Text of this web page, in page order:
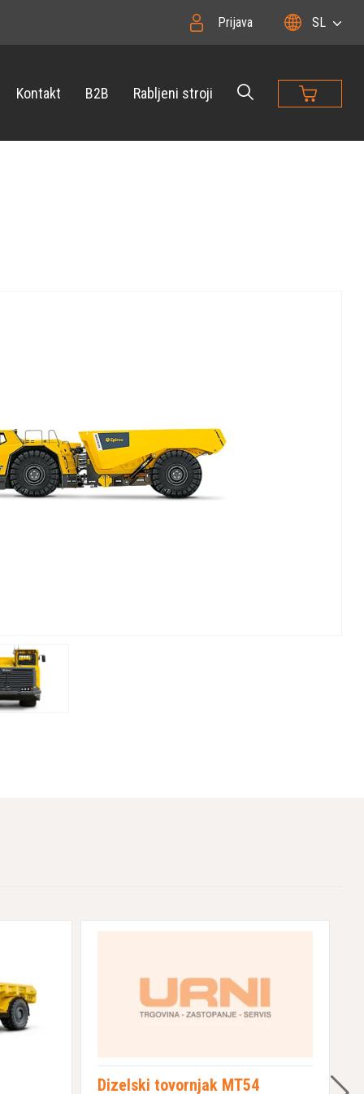
Prijava SL
Kontakt B2B Rabljeni stroji
Dizelski tovornjak MT54